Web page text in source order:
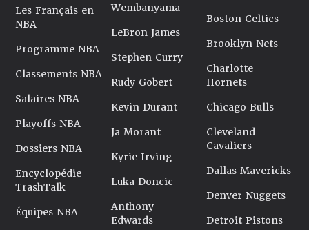
Les Français en
NBA
Programme NBA
Classements NBA
Salaires NBA
Playoffs NBA
Dossiers NBA
Encyclopédie
TrashTalk
Équipes NBA
Wembanyama
LeBron James
Stephen Curry
Rudy Gobert
Kevin Durant
Ja Morant
Kyrie Irving
Luka Doncic
Anthony
Edwards
Boston Celtics
Brooklyn Nets
Charlotte
Hornets
Chicago Bulls
Cleveland
Cavaliers
Dallas Mavericks
Denver Nuggets
Detroit Pistons